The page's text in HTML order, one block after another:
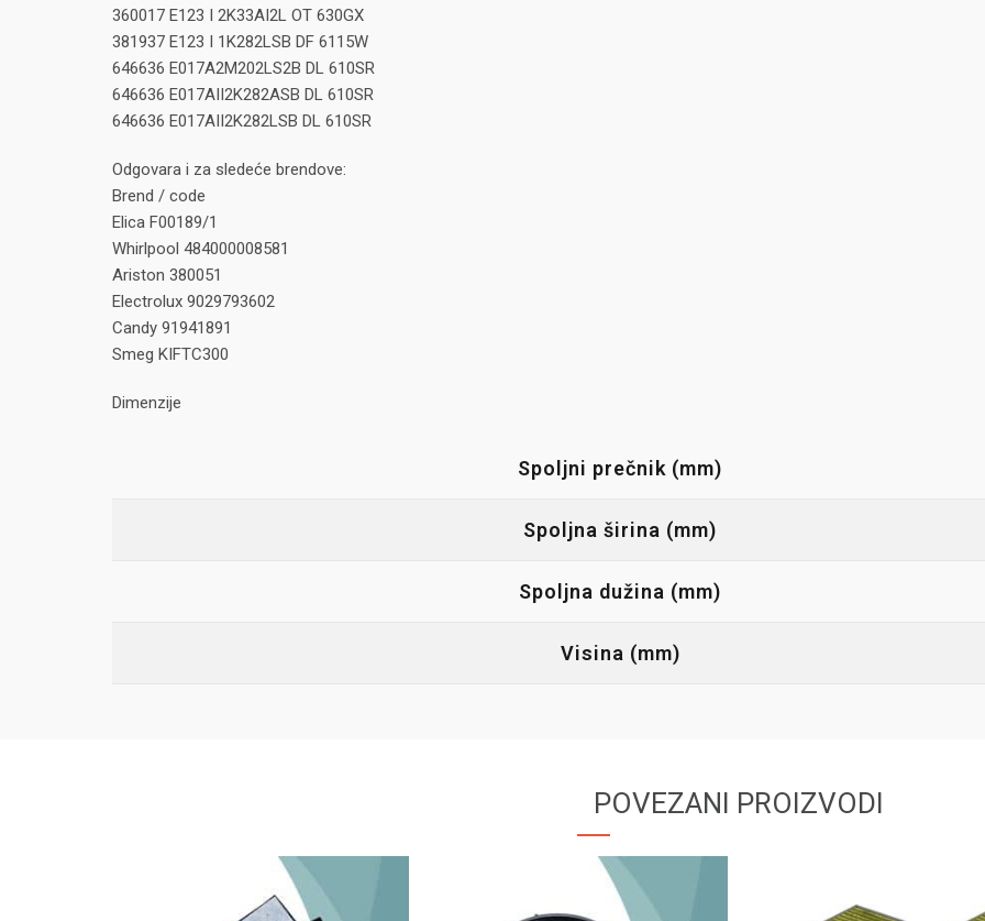
360017 E123 I 2K33AI2L OT 630GX
381937 E123 I 1K282LSB DF 6115W
646636 E017A2M202LS2B DL 610SR
646636 E017AII2K282ASB DL 610SR
646636 E017AII2K282LSB DL 610SR
Odgovara i za sledeće brendove:
Brend / code
Elica F00189/1
Whirlpool 484000008581
Ariston 380051
Electrolux 9029793602
Candy 91941891
Smeg KIFTC300
Dimenzije
Spoljni prečnik (mm)
Spoljna širina (mm)
Spoljna dužina (mm)
Visina (mm)
POVEZANI PROIZVODI